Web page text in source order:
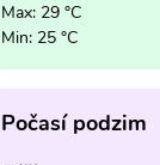
Max: 29 °C
Min: 25 °C
Počasí podzim